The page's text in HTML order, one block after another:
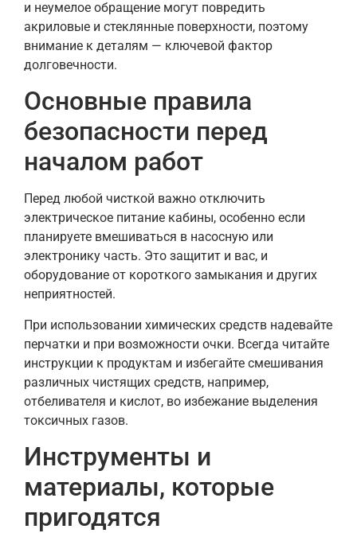
и неумелое обращение могут повредить
акриловые и стеклянные поверхности, поэтому
внимание к деталям — ключевой фактор
долговечности.
Основные правила
безопасности перед
началом работ
Перед любой чисткой важно отключить
электрическое питание кабины, особенно если
планируете вмешиваться в насосную или
электронику часть. Это защитит и вас, и
оборудование от короткого замыкания и других
неприятностей.
При использовании химических средств надевайте
перчатки и при возможности очки. Всегда читайте
инструкции к продуктам и избегайте смешивания
различных чистящих средств, например,
отбеливателя и кислот, во избежание выделения
токсичных газов.
Инструменты и
материалы, которые
пригодятся